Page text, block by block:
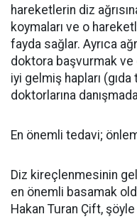
hareketlerin diz
koymaları ve o
fayda sağlar. Ayrıca
doktora başvurmak ve
iyi gelmiş hapları
doktorlarına
En önemli tedavi;
Diz kireçlenmesinin
en önemli basamak
Hakan Turan Çift,